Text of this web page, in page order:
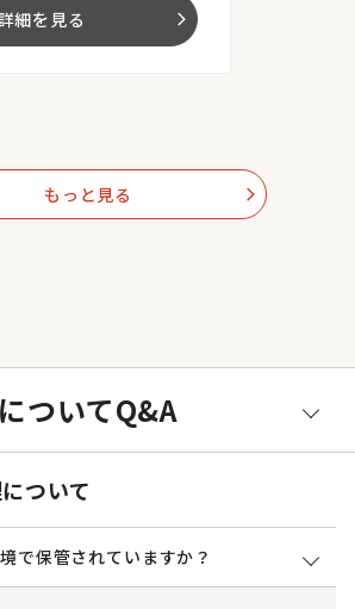
細を見る arrow_forward_ios
もっと見る arrow_forward_ios
ついてQ&A
ついて
で保管されていますか？